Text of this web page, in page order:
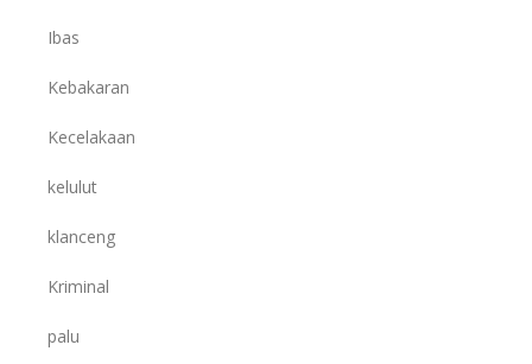
Ibas
Kebakaran
Kecelakaan
kelulut
klanceng
Kriminal
palu